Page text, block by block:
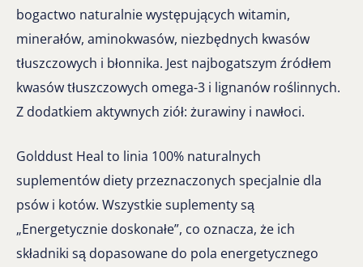
bogactwo naturalnie występujących witamin,
minerałów, aminokwasów, niezbędnych kwasów
tłuszczowych i błonnika. Jest najbogatszym źródłem
kwasów tłuszczowych omega-3 i lignanów roślinnych.
Z dodatkiem aktywnych ziół: żurawiny i nawłoci.
Golddust Heal to linia 100% naturalnych
suplementów diety przeznaczonych specjalnie dla
psów i kotów. Wszystkie suplementy są
„Energetycznie doskonałe”, co oznacza, że ich
składniki są dopasowane do pola energetycznego